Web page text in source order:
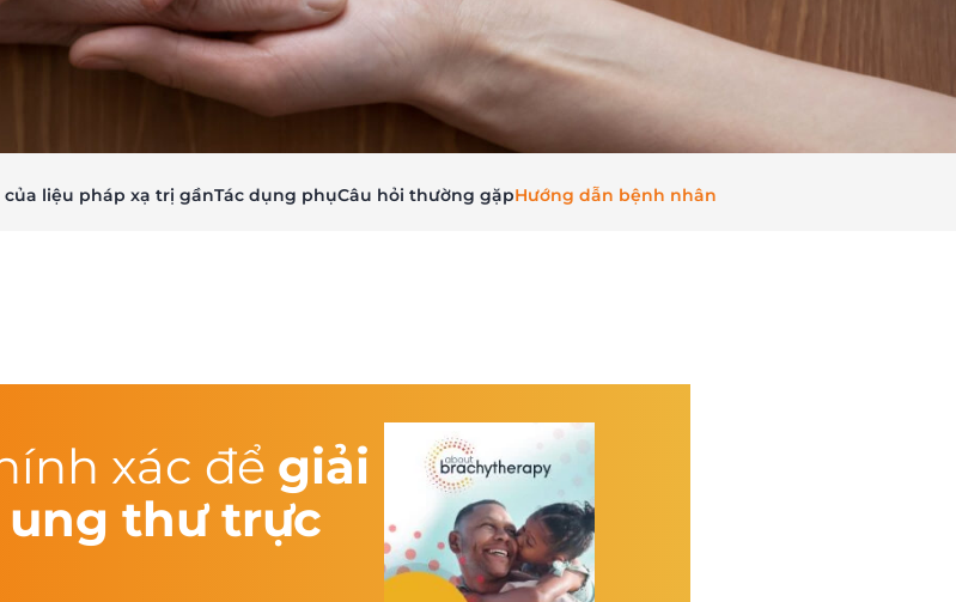
của liệu pháp xạ trị gầnTác dụng phụCâu hỏi thường gặpHướng dẫn bệnh nhân
xác để giải
thư trực